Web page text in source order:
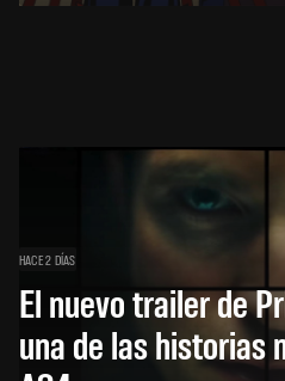
HACE 2 DÍAS
El nuevo trailer de
una de las historias